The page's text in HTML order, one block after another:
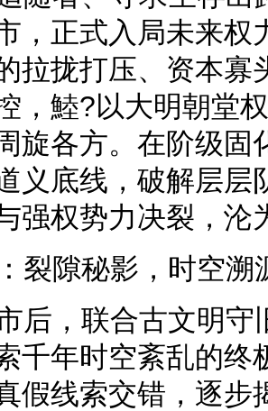
，正式入局未来权
拉拢打压、资本寡
，鯥?以大明朝堂
旋各方。在阶级固
义底线，破解层层
强权势力决裂，沦
裂隙秘影，时空溯
后，联合古文明守
千年时空紊乱的终
假线索交错，逐步